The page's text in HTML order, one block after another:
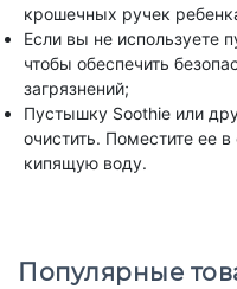
крошечных ручек
Если вы не используете
чтобы обеспечить
загрязнений;
Пустышку Soothie или
очистить. Поместите ее в
кипящую воду.
Популярные